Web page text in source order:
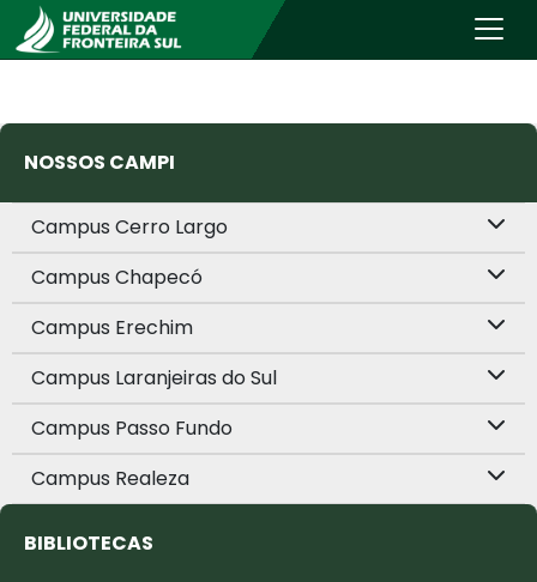
NOSSOS CAMPI
Campus Cerro Largo
Campus Chapecó
Campus Erechim
Campus Laranjeiras do Sul
Campus Passo Fundo
Campus Realeza
BIBLIOTECAS